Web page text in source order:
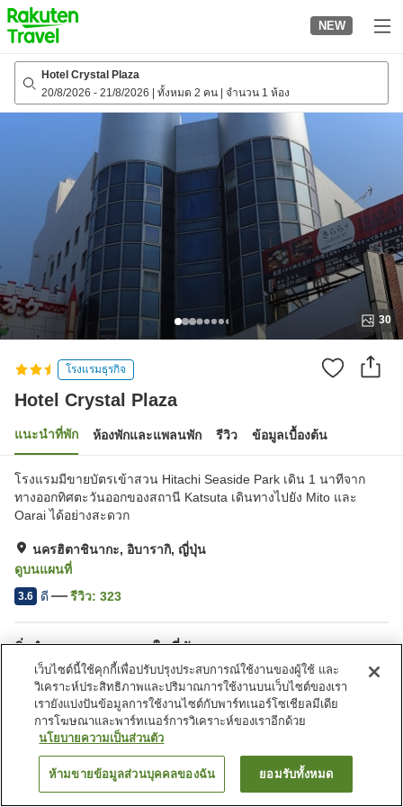
to
top
page
NEW
Hotel Crystal Plaza
20/8/2026 - 21/8/2026 ทั้งหมด 2 คน จำนวน 1 ห้อง
30
โรงแรมธุรกิจ
Hotel Crystal Plaza
แนะนำที่พัก ห้องพักและแพลนพัก รีวิว ข้อมูลเบื้องต้น
โรงแรมมีขายบัตรเข้าสวน Hitachi Seaside Park เดิน 1 นาทีจาก
ทางออกทิศตะวันออกของสถานี Katsuta เดินทางไปยัง Mito และ
Oarai ได้อย่างสะดวก
นครฮิตาชินากะ, อิบารากิ, ญี่ปุ่น
ดูบนแผนที่
3.6 ดี รีวิว: 323
สิ่งอำนวยความสะดวกในที่พัก
ที่จอดรถ
สปา/บิวตี้ซาลอน
ร้านอาหาร
มุมอิซากายะ
หน้าแรก ญี่ปุ่น อิบารากิ
ค้นหาห้องพัก
เว็บไซต์นี้ใช้คุกกี้เพื่อปรับปรุงประสบการณ์ใช้งานของผู้ใช้ และ
วิเคราะห์ประสิทธิภาพและปริมาณการใช้งานบนเว็บไซต์ของเรา
เรายังแบ่งปันข้อมูลการใช้งานไซต์กับพาร์ทเนอร์โซเชียลมีเดีย
การโฆษณาและพาร์ทเนอร์การวิเคราะห์ของเราอีกด้วย
นโยบายความเป็นส่วนตัว
ห้ามขายข้อมูลส่วนบุคคลของฉัน ยอมรับทั้งหมด